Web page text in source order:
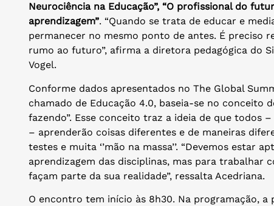
Neurociência na Educação”, “O profissional do
aprendizagem”. “Quando se trata de educar e
permanecer no mesmo ponto de antes. É preciso
rumo ao futuro”, afirma a diretora pedagógica do
Vogel.
Conforme dados apresentados no The Global
chamado de Educação 4.0, baseia-se no conceito
fazendo”. Esse conceito traz a ideia de que todos
– aprenderão coisas diferentes e de maneiras
testes e muita ‘’mão na massa’’. “Devemos estar
aprendizagem das disciplinas, mas para trabalhar
façam parte da sua realidade”, ressalta Acedriana.
O encontro tem início às 8h30. Na programação,